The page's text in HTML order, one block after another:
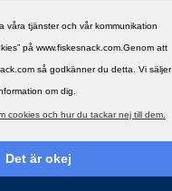
våra tjänster och vår kommunikation
på www.fiskesnack.com.Genom att
så godkänner du detta. Vi säljer
om dig.
cookies och hur du tackar nej till dem.
Det är okej